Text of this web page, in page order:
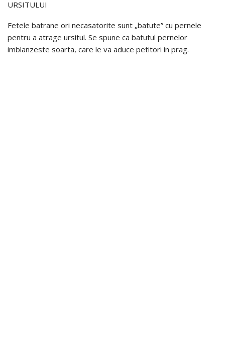
URSITULUI
Fetele batrane ori necasatorite sunt „batute” cu pernele
pentru a atrage ursitul. Se spune ca batutul pernelor
imblanzeste soarta, care le va aduce petitori in prag.